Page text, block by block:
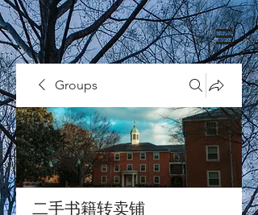
Groups
二手书籍转卖铺